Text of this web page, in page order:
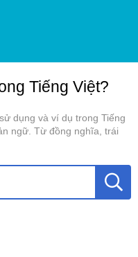
Tiếng Việt?
dụng và ví dụ trong Tiếng
ngữ. Từ đồng nghĩa, trái